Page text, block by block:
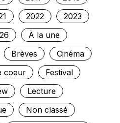
2022
2023
À la une
Brèves
Cinéma
coeur
Festival
Lecture
Non classé